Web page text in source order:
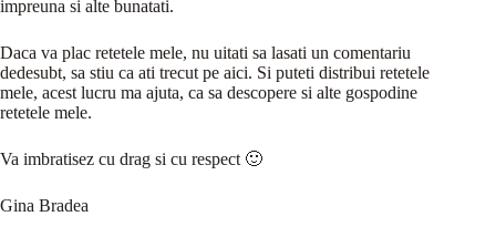
impreuna si alte bunatati.
Daca va plac retetele mele, nu uitati sa lasati un comentariu
dedesubt, sa stiu ca ati trecut pe aici. Si puteti distribui retetele
mele, acest lucru ma ajuta, ca sa descopere si alte gospodine
retetele mele.
Va imbratisez cu drag si cu respect 🙂
Gina Bradea